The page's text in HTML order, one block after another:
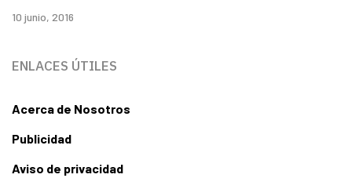
10 junio, 2016
ENLACES ÚTILES
Acerca de Nosotros
Publicidad
Aviso de privacidad